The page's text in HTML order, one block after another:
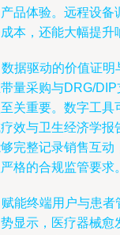
品体验。远程设备
本，还能大幅提升
据驱动的价值证明
量采购与DRG/
关重要。数字工具
效与卫生经济学报
完整记录销售互动
格的合规监管要求。
能终端用户与患者
显示，医疗器械愈